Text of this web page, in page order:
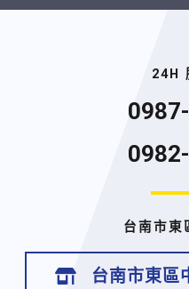
24H
台南市東
台南市東區